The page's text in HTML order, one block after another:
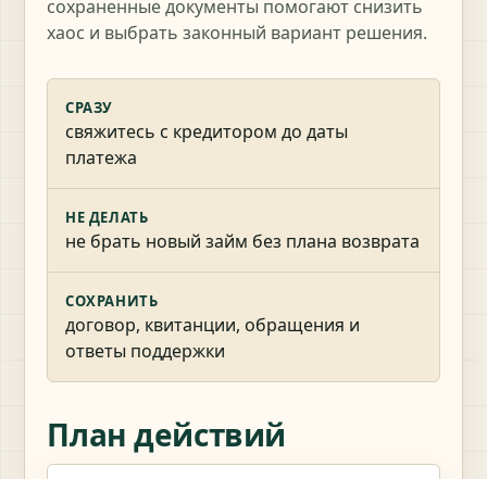
сохраненные документы помогают снизить
хаос и выбрать законный вариант решения.
СРАЗУ
свяжитесь с кредитором до даты
платежа
НЕ ДЕЛАТЬ
не брать новый займ без плана возврата
СОХРАНИТЬ
договор, квитанции, обращения и
ответы поддержки
План действий